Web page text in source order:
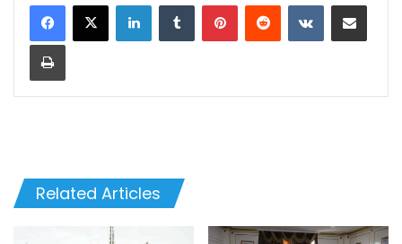
Related Articles